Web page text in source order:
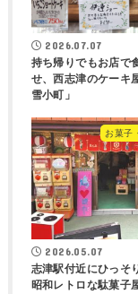
2026.07.07
持ち帰りでもお店で
せ、西志津のケーキ
雪小町」
お菓子
2026.05.07
志津駅付近にひっそ
昭和レトロな駄菓子